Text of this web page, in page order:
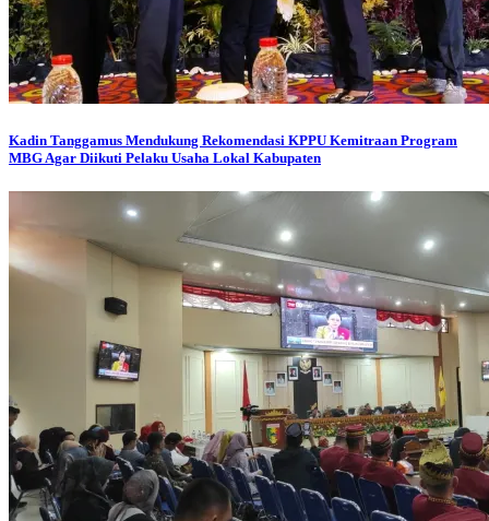
Kadin Tanggamus Mendukung Rekomendasi KPPU Kemitraan Program
MBG Agar Diikuti Pelaku Usaha Lokal Kabupaten